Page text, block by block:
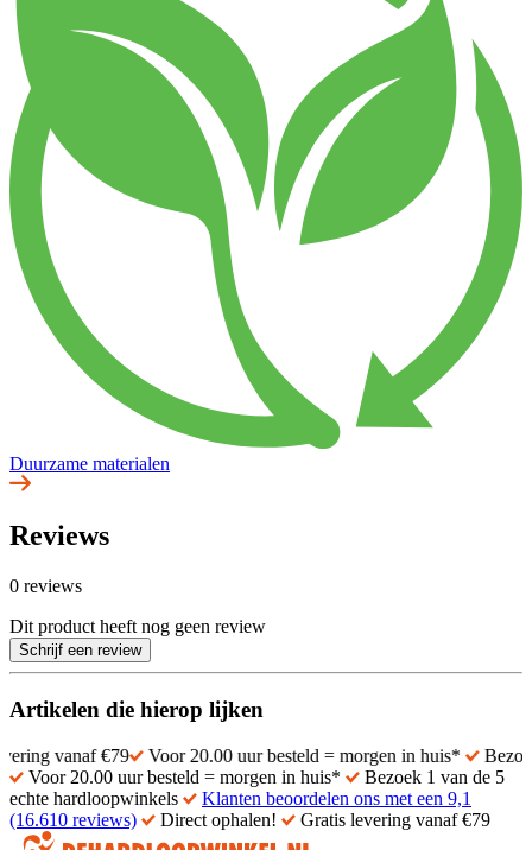
Duurzame materialen
Reviews
0 reviews
Dit product heeft nog geen review
Schrijf een review
Artikelen die hierop lijken
€79 Voor 20.00 uur besteld = morgen in huis*
Bezoek 1 van
Voor 20.00 uur besteld = morgen in huis*
Bezoek 1 van de 5
echte hardloopwinkels
Klanten beoordelen ons met een 9,1
(16.610 reviews)
Direct ophalen! Gratis levering vanaf €79